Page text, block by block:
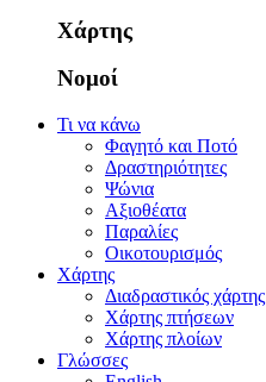
Χάρτης
Νομοί
Τι να κάνω
Φαγητό και Ποτό
Δραστηριότητες
Ψώνια
Αξιοθέατα
Παραλίες
Οικοτουρισμός
Χάρτης
Διαδραστικός χάρτης
Χάρτης πτήσεων
Χάρτης πλοίων
Γλώσσες